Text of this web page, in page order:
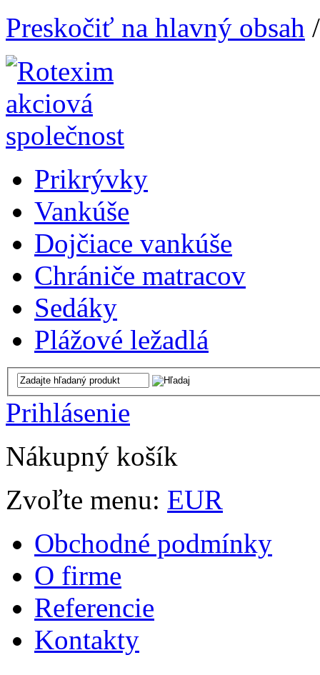
Preskočiť na hlavný obsah
Prikrývky
Vankúše
Dojčiace vankúše
Chrániče matracov
Sedáky
Plážové ležadlá
Prihlásenie
Nákupný košík
Zvoľte menu: EUR
Obchodné podmínky
O firme
Referencie
Kontakty